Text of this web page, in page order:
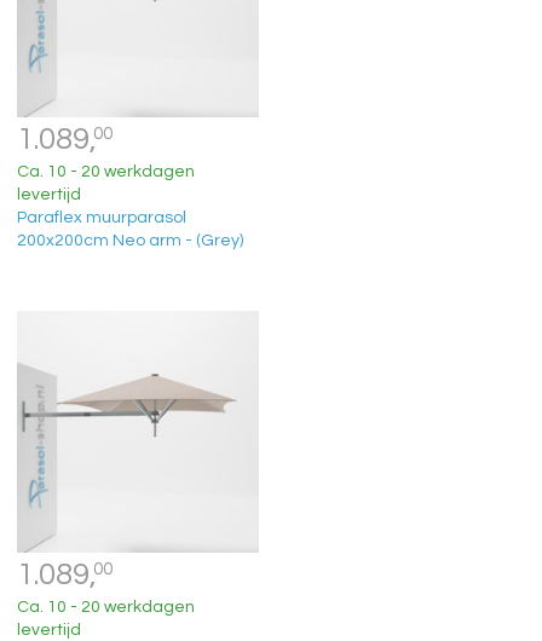
1.089,00
Ca. 10 - 20 werkdagen
levertijd
Paraflex muurparasol
200x200cm Neo arm - (Grey)
1.089,00
Ca. 10 - 20 werkdagen
levertijd